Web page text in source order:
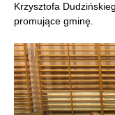
Krzysztofa
promujące gminę.